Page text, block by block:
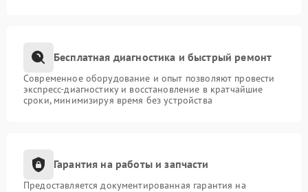
Бесплатная диагностика и быстрый ремонт
Современное оборудование и опыт позволяют провести
экспресс-диагностику и восстановление в кратчайшие
сроки, минимизируя время без устройства
Гарантия на работы и запчасти
Предоставляется документированная гарантия на